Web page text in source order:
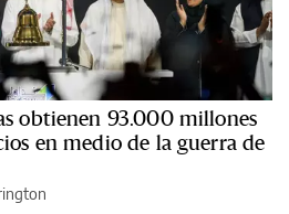
obtienen 93.000 millones
en medio de la guerra de